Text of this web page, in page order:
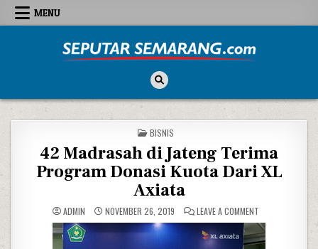
Skip to content
MENU
POSTED IN
BISNIS
42 Madrasah di Jateng Terima
Program Donasi Kuota Dari XL
Axiata
ADMIN NOVEMBER 26, 2019 LEAVE A COMMENTON 42